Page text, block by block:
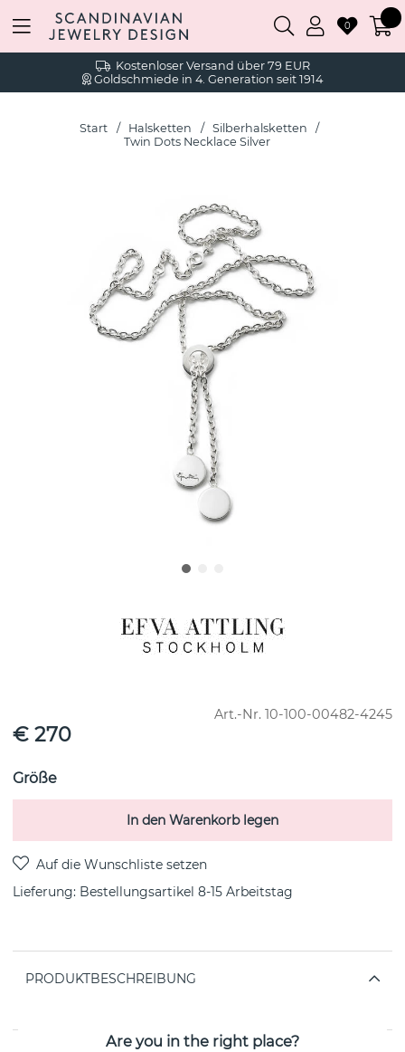
Kostenloser Versand über 79 EUR
Goldschmiede in 4. Generation seit 1914
0
Start Halsketten
Silberhalsketten
Twin Dots Necklace Silver
Art.-Nr. 10-100-00482-4245
€ 270
Größe
In den Warenkorb legen
Lieferung: Bestellungsartikel 8-15 Arbeitstag
PRODUKTBESCHREIBUNG
Are you in the right place?